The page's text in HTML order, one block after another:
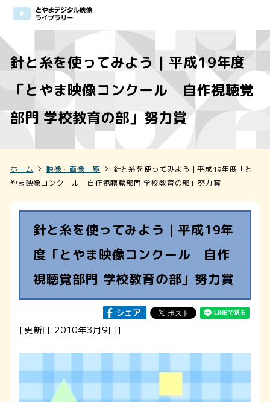
針と糸を使ってみよう | 平成19年度
「とやま映像コンクール 自作視聴覚
部門 学校教育の部」努力賞
ホーム 映像・画像一覧
針と糸を使ってみよう | 平成19年度「と
やま映像コンクール 自作視聴覚部門 学校教育の部」努力賞
針と糸を使ってみよう | 平成19年
度「とやま映像コンクール 自作
視聴覚部門 学校教育の部」努力賞
[更新日:2010年3月9日]